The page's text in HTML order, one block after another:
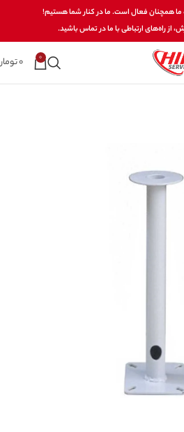
همچنان فعال است. ما در کنار شما هستیم!
از راه‌های ارتباطی با ما در تماس باشید.
0
0